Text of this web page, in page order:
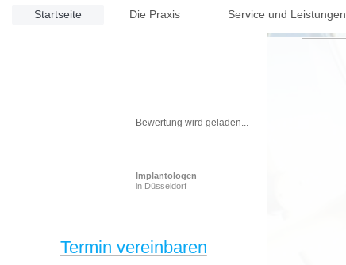
Startseite Die Praxis Service und Leistungen
Bewertung wird geladen...
Implantologen
in Düsseldorf
Termin vereinbaren